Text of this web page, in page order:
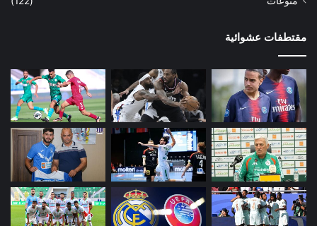
مقتطفات عشوائية